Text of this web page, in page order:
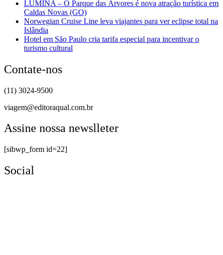
LÚMINA – O Parque das Árvores é nova atração turística em
Caldas Novas (GO)
Norwegian Cruise Line leva viajantes para ver eclipse total na
Islândia
Hotel em São Paulo cria tarifa especial para incentivar o
turismo cultural
Contate-nos
(11) 3024-9500
viagem@editoraqual.com.br
Assine nossa newslleter
[sibwp_form id=22]
Social